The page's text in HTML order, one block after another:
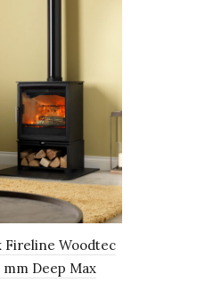
Fireline Woodtec
mm Deep Max